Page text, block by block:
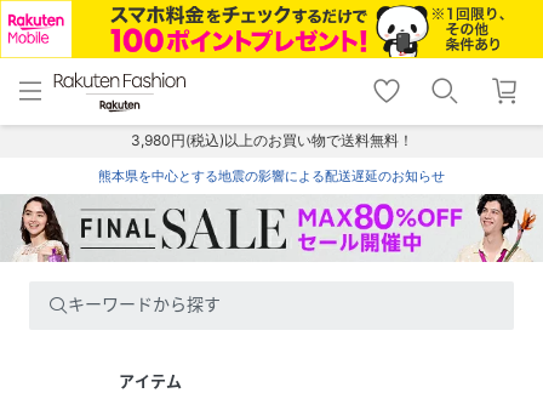
menu home
トップ
shopping_cart lock_outline
ログイン
3,980円(税込)以上のお買い物で送料無料！
熊本県を中心とする地震の影響による配送遅延のお知らせ
キーワードから探す
アイテム